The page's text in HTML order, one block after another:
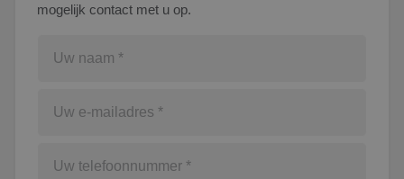
mogelijk contact met u op.